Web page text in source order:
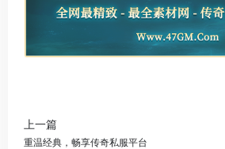
上一篇
重温经典，畅享传奇私服平台